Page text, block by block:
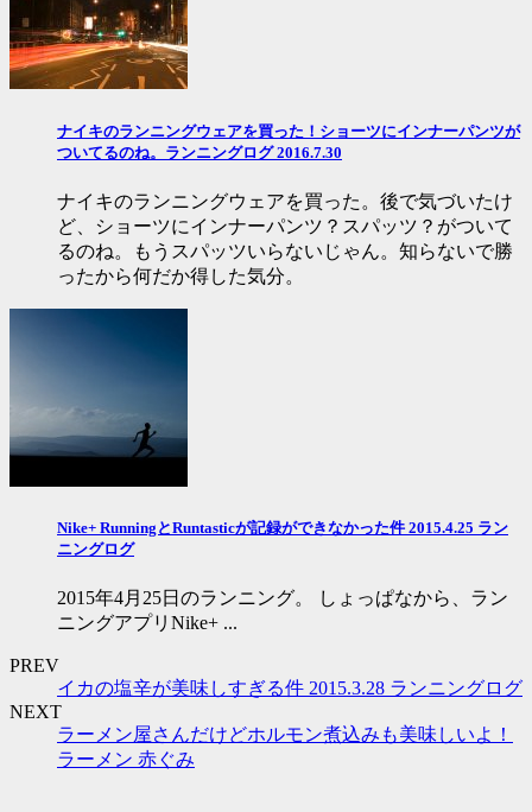
ナイキのランニングウェアを買った！ショーツにインナーパンツが
ついてるのね。ランニングログ 2016.7.30
ナイキのランニングウェアを買った。後で気づいたけ
ど、ショーツにインナーパンツ？スパッツ？がついて
るのね。もうスパッツいらないじゃん。知らないで勝
ったから何だか得した気分。
Nike+ RunningとRuntasticが記録ができなかった件 2015.4.25 ラン
ニングログ
2015年4月25日のランニング。 しょっぱなから、ラン
ニングアプリNike+ ...
PREV
イカの塩辛が美味しすぎる件 2015.3.28 ランニングログ
NEXT
ラーメン屋さんだけどホルモン煮込みも美味しいよ！
ラーメン 赤ぐみ